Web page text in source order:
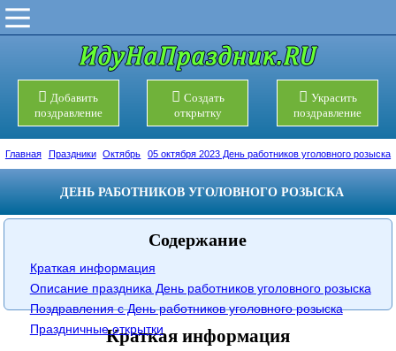
Добавить
поздравление
Создать
открытку
Украсить
поздравление
Главная Праздники Октябрь 05 октября 2023 День работников уголовного розыска
ДЕНЬ РАБОТНИКОВ УГОЛОВНОГО РОЗЫСКА
Содержание
Краткая информация
Описание праздника День работников уголовного розыска
Поздравления с День работников уголовного розыска
Праздничные открыткиКраткая информация